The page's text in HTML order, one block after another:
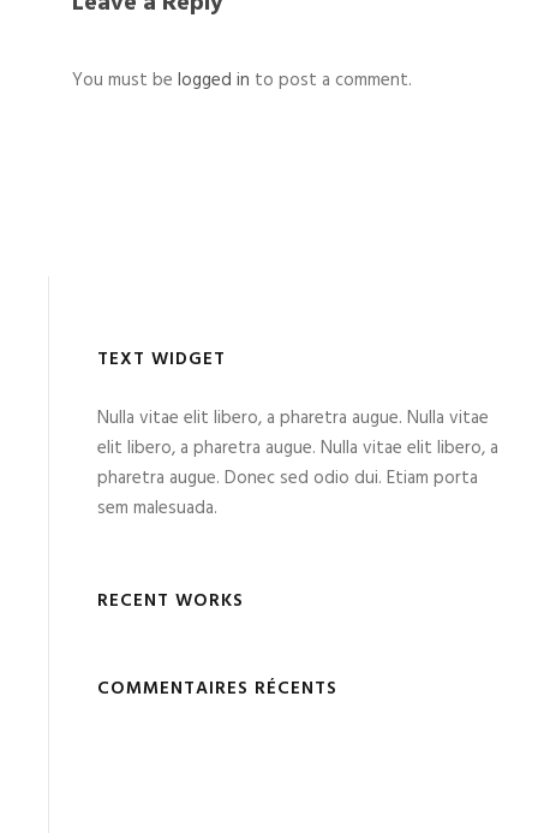
You must be logged in to post a comment.
TEXT WIDGET
Nulla vitae elit libero, a pharetra augue. Nulla vitae
elit libero, a pharetra augue. Nulla vitae elit libero, a
pharetra augue. Donec sed odio dui. Etiam porta
sem malesuada.
RECENT WORKS
COMMENTAIRES RÉCENTS